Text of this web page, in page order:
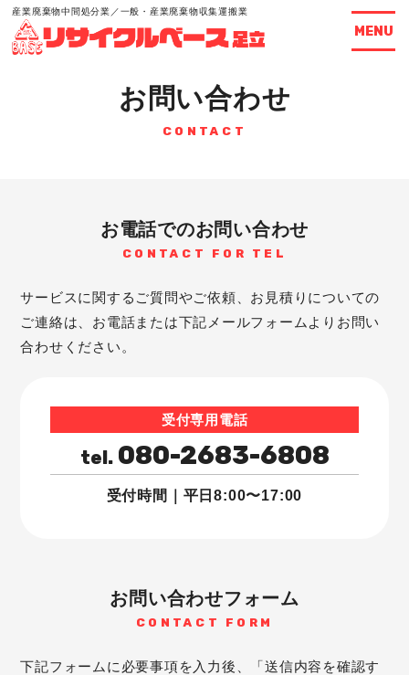
産業廃棄物中間処分業／一般・産業廃棄物収集運搬業
MENU
お問い合わせ
CONTACT
お電話でのお問い合わせ
CONTACT FOR TEL
サービスに関するご質問やご依頼、お見積りについての
ご連絡は、 お電話または下記メールフォームよりお問い
合わせください。
受付専用電話
tel. 080-2683-6808
受付時間｜平日8:00〜17:00
お問い合わせフォーム
CONTACT FORM
下記フォームに必要事項を入力後、「送信内容を確認す